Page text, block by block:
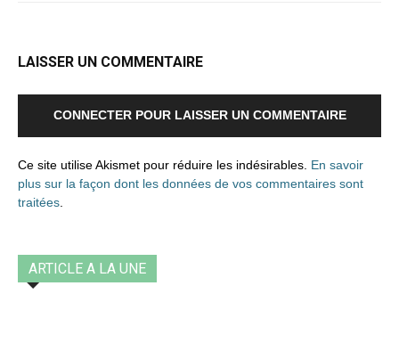
LAISSER UN COMMENTAIRE
CONNECTER POUR LAISSER UN COMMENTAIRE
Ce site utilise Akismet pour réduire les indésirables. En savoir
plus sur la façon dont les données de vos commentaires sont
traitées
ARTICLE A LA UNE